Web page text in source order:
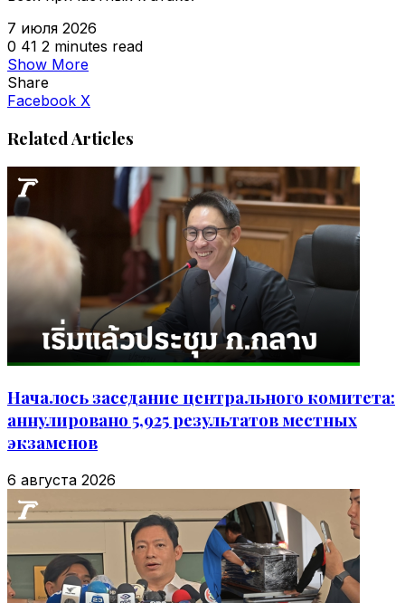
7 июля 2026
0 41 2 minutes read
Show More
Share
Facebook X
Related Articles
Началось заседание центрального комитета:
аннулировано 5,925 результатов местных
экзаменов
6 августа 2026